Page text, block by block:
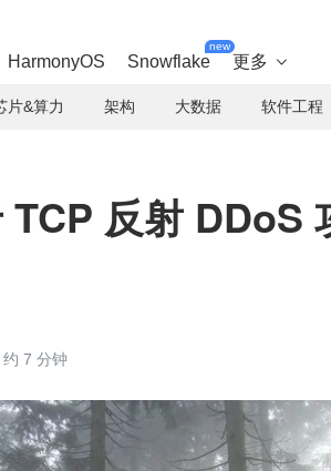
HarmonyOS Snowflake
new
更多 
片&算力 架构 大数据 软件工程
反射 DDoS
7 分钟